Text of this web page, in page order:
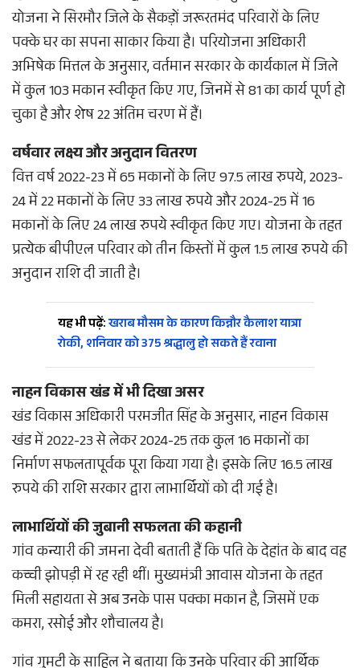
योजना ने सिरमौर जिले के सैकड़ों जरूरतमंद परिवारों के लिए
पक्के घर का सपना साकार किया है। परियोजना अधिकारी
अभिषेक मित्तल के अनुसार, वर्तमान सरकार के कार्यकाल में जिले
में कुल 103 मकान स्वीकृत किए गए, जिनमें से 81 का कार्य पूर्ण हो
चुका है और शेष 22 अंतिम चरण में हैं।
वर्षवार लक्ष्य और अनुदान वितरण
वित्त वर्ष 2022-23 में 65 मकानों के लिए 97.5 लाख रुपये, 2023-
24 में 22 मकानों के लिए 33 लाख रुपये और 2024-25 में 16
मकानों के लिए 24 लाख रुपये स्वीकृत किए गए। योजना के तहत
प्रत्येक बीपीएल परिवार को तीन किस्तों में कुल 1.5 लाख रुपये की
अनुदान राशि दी जाती है।
यह भी पढ़ें:खराब मौसम के कारण किन्नौर कैलाश यात्रा
रोकी, शनिवार को 375 श्रद्धालु हो सकते हैं रवाना
नाहन विकास खंड में भी दिखा असर
खंड विकास अधिकारी परमजीत सिंह के अनुसार, नाहन विकास
खंड में 2022-23 से लेकर 2024-25 तक कुल 16 मकानों का
निर्माण सफलतापूर्वक पूरा किया गया है। इसके लिए 16.5 लाख
रुपये की राशि सरकार द्वारा लाभार्थियों को दी गई है।
लाभार्थियों की जुबानी सफलता की कहानी
गांव कन्यारी की जमना देवी बताती हैं कि पति के देहांत के बाद वह
कच्ची झोपड़ी में रह रही थीं। मुख्यमंत्री आवास योजना के तहत
मिली सहायता से अब उनके पास पक्का मकान है, जिसमें एक
कमरा, रसोई और शौचालय है।